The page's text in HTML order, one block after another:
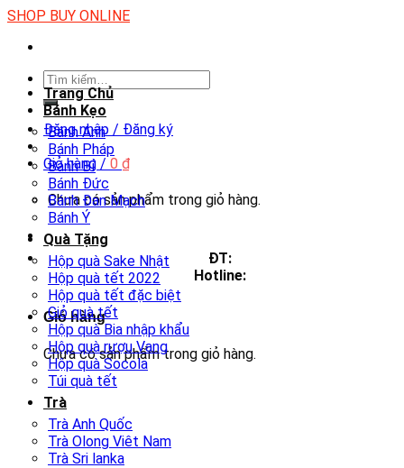
Skip
content
SHOP BUY ONLINE
Tìm
kiếm:
Đăng nhập / Đăng ký
Giỏ hàng / 0 ₫
Chưa có sản phẩm trong giỏ hàng.
ĐT:
Hotline:
Giỏ hàng
Chưa có sản phẩm trong giỏ hàng.
Trang Chủ
Bánh Kẹo
Bánh Anh
Bánh Pháp
Bánh Bỉ
Bánh Đức
Bánh Đan Mạch
Bánh Ý
Quà Tặng
Hộp quà Sake Nhật
Hộp quà tết 2022
Hộp quà tết đặc biệt
Giỏ quà tết
Hộp quà Bia nhập khẩu
Hộp quà rượu Vang
Hộp quà Socola
Túi quà tết
Trà
Trà Anh Quốc
Trà Olong Viêt Nam
Trà Sri lanka